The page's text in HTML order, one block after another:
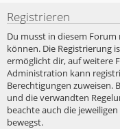
Registrieren
Du musst in diesem
können. Die Registrierung
ermöglicht dir, auf weitere
Administration kann
Berechtigungen zuweisen.
und die verwandten
beachte auch die
bewegst.